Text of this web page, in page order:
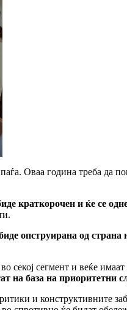
Оваа година треба да
краткорочен и ќе се
опструирана од страна
секој сегмент и веќе
на база на приоритетни
и конструктивните